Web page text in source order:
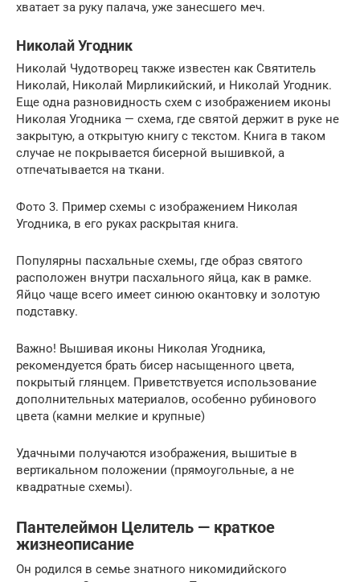
хватает за руку палача, уже занесшего меч.
Николай Угодник
Николай Чудотворец также известен как Святитель
Николай, Николай Мирликийский, и Николай Угодник.
Еще одна разновидность схем с изображением иконы
Николая Угодника — схема, где святой держит в руке не
закрытую, а открытую книгу с текстом. Книга в таком
случае не покрывается бисерной вышивкой, а
отпечатывается на ткани.
Фото 3. Пример схемы с изображением Николая
Угодника, в его руках раскрытая книга.
Популярны пасхальные схемы, где образ святого
расположен внутри пасхального яйца, как в рамке.
Яйцо чаще всего имеет синюю окантовку и золотую
подставку.
Важно! Вышивая иконы Николая Угодника,
рекомендуется брать бисер насыщенного цвета,
покрытый глянцем. Приветствуется использование
дополнительных материалов, особенно рубинового
цвета (камни мелкие и крупные)
Удачными получаются изображения, вышитые в
вертикальном положении (прямоугольные, а не
квадратные схемы).
Пантелеймон Целитель — краткое
жизнеописание
Он родился в семье знатного никомидийского